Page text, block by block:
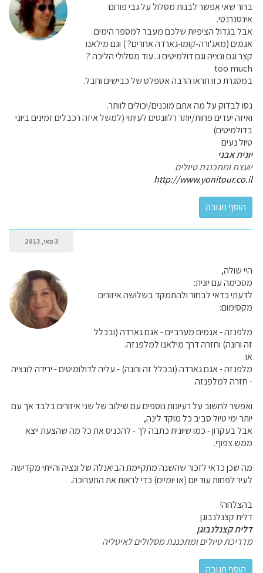
ברור שאי אפשר לבנות מסלול על גבי פורום
אינטנרנטי.
אבל בגדול הציפיות שלכם מעבר למספר הימים.
אגמים (מאג'ורה-קומו-גארדה אחרים? ) וגם מילאנו
קצר וגם ונציה וגם דולמיטים ו...עוד מסלולי הליכה ?
too much
במסגרת כזו תראו הרבה אספלט של כבישים וחבל.
נסו לבדוק על מה אתם מוכנים/יכולים לוותר.
ואיזה יעדים פחות/יותר רלוונטים לעיתוי (למשל איזה רכבלים זמינים ביוני
בדולמיטים)
טיול נעים
יונית אבני
יועצת ומתכננת טיולים
http://www.yonitour.co.il
3 מאי, 2013
היי שולה,
מסכימה עם יונית:
לדעתי כדאי לבחור ולהתמקד בשלושה איזורים
מקסימום:
מלפנזה - אגמים מערביים - אגם גארדה (ובכלל
זה ורונה) וחזרה דרך מילאנו למלפנזה.
או
מלפנזה - אגם גארדה (ובכלל זה ורונה) - עליה לדולומיטים - ירידה לונציה
- חזרה למלפנזה.
ואפשר לחשוב על רעיונות נוספים עם שילוב של שני איזורים בלבד אך עם
יותר ימי טיול סביב כל מוקד לינה,
אבל בעקרון - כמו שיונית כתבה לך - להכניס את כל מה שהצעת ייצא
ממש צפוף.
מה שכן כדאי לזכור שהשנה מתקיימת הביאנלה של ונציה והייתי מקדישה
לעיר לפחות עוד יום (או יומיים) כדי לראות את התערוכה.
בהצלחה!
דלית קצנלנבוגן
דלית קצנלנבוגן
מדריכת טיולים ומתכננת מסלולים לאיטליה